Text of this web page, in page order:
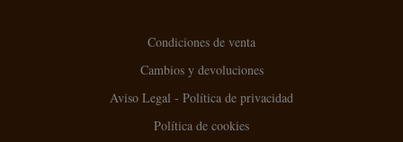
Condiciones de venta
Cambios y devoluciones
Aviso Legal - Política de privacidad
Política de cookies